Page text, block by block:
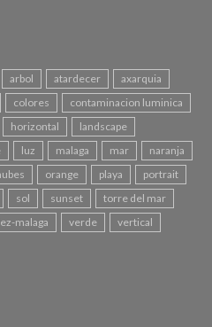
arbol atardecer
axarquia
colores
contaminacion luminica
horizontal
landscape
luz malaga mar
naranja
orange playa
portrait
sol sunset
torre del mar
malaga verde
vertical